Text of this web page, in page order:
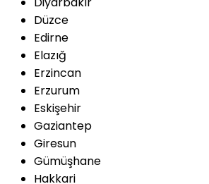
Düzce
Edirne
Elazığ
Erzincan
Erzurum
Eskişehir
Gaziantep
Giresun
Gümüşhane
Hakkari